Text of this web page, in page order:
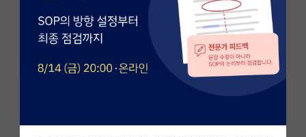
커뮤니티 홈
전체글보기
베스트 게시판
자유 게시판(아무개랩)